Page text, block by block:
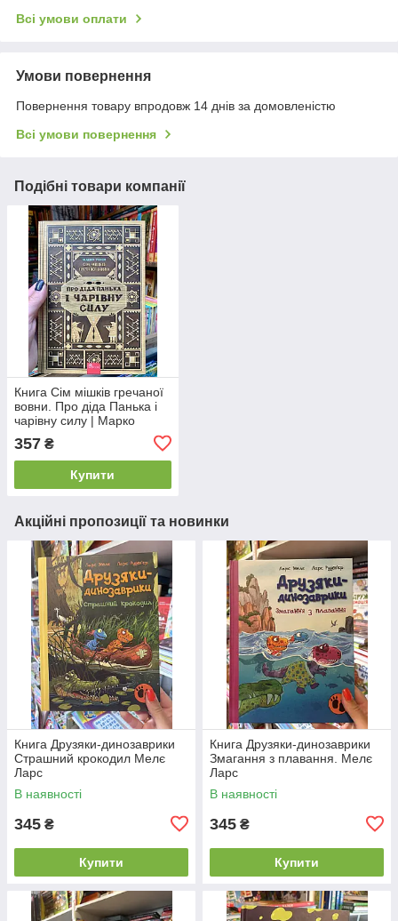
Всі умови оплати
Умови повернення
Повернення товару впродовж 14 днів за домовленістю
Всі умови повернення
Подібні товари компанії
Книга Сім мішків гречаної
вовни. Про діда Панька і
чарівну силу | Марко
357 ₴
Купити
Акційні пропозиції та новинки
Книга Друзяки-динозаврики
Страшний крокодил Мелє
Ларс
В наявності
345 ₴
Купити
Книга Друзяки-динозаврики
Змагання з плавання. Мелє
Ларс
В наявності
345 ₴
Купити